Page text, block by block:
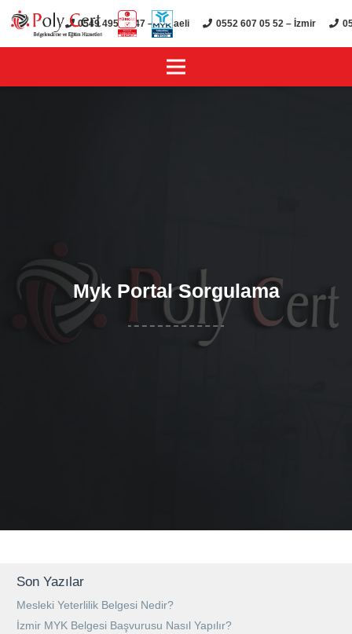
0549 495 01 47 – Kocaeli 0552 607 05 52 – İzmir
Myk Portal Sorgulama
Son Yazılar
Mesleki Yeterlilik Belgesi Nedir?
İzmir MYK Belgesi Başvurusu Nasıl Yapılır?